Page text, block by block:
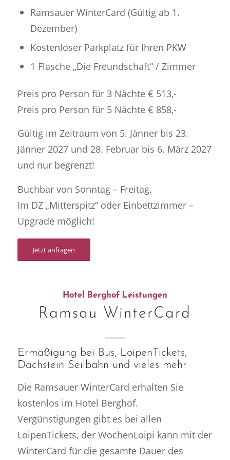
Ramsauer WinterCard (Gültig ab 1.
Dezember)
Kostenloser Parkplatz für Ihren PKW
1 Flasche „Die Freundschaft“ / Zimmer
Preis pro Person für 3 Nächte € 513,-
Preis pro Person für 5 Nächte € 858,-
Gültig im Zeitraum von 5. Jänner bis 23.
Jänner 2027 und 28. Februar bis 6. März 2027
und nur begrenzt!
Buchbar von Sonntag – Freitag.
Im DZ „Mitterspitz“ oder Einbettzimmer –
Upgrade möglich!
Jetzt anfragen
Hotel Berghof Leistungen
Ramsau WinterCard
Ermäßigung bei Bus, LoipenTickets,
Dachstein Seilbahn und vieles mehr
Die Ramsauer WinterCard erhalten Sie
kostenlos im Hotel Berghof.
Vergünstigungen gibt es bei allen
LoipenTickets, der WochenLoipi kann mit der
WinterCard für die gesamte Dauer des